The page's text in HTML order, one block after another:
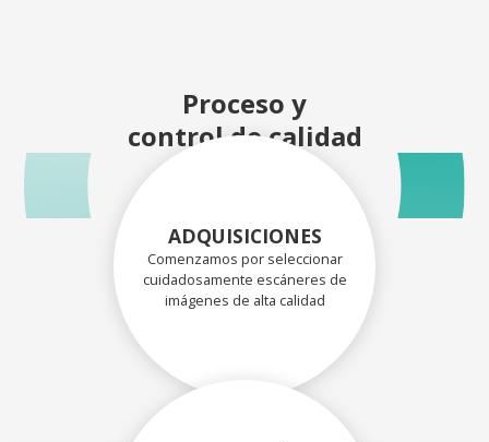
Proceso y
control de calidad
ADQUISICIONES
Comenzamos por seleccionar
cuidadosamente escáneres de
imágenes de alta calidad